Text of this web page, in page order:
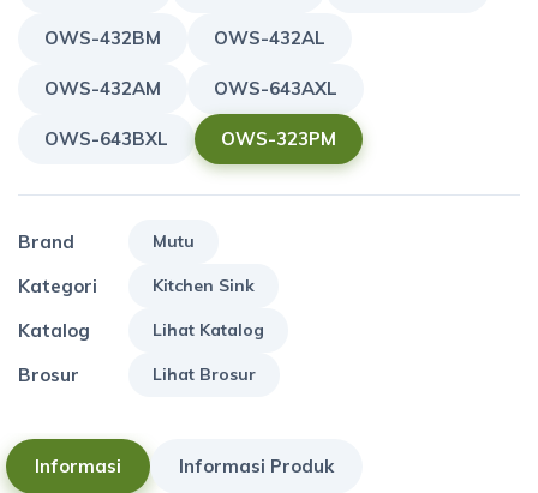
OWS-432BM OWS-432AL
OWS-432AM OWS-643AXL
OWS-643BXL OWS-323PM
Brand Mutu
Kategori Kitchen Sink
Katalog Lihat Katalog
Brosur Lihat Brosur
Informasi Informasi Produk